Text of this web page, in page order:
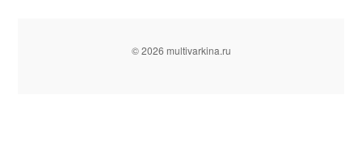
© 2026 multivarkina.ru